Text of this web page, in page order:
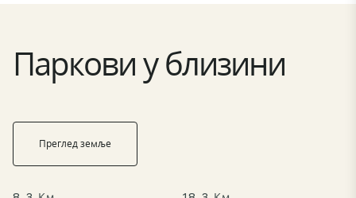
Паркови у близини
Преглед земље